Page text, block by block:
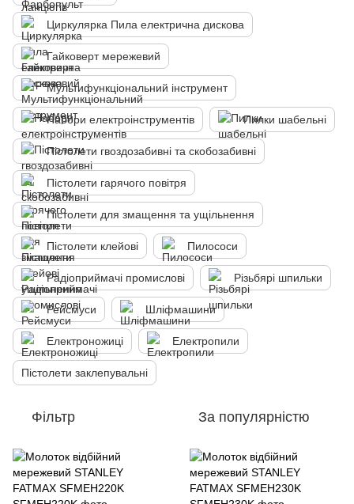
Циркулярка Пила електрична дискова
Гайковерт мережевий
Мультифункціональний інструмент
Набори електроінструментів Пилки шабельні
Пістолети гвоздозабивні та скобозабивні
Пістолети гарячого повітря
Пістолети для змащення та ущільнення
Пістолети клейові Пилососи
Радіоприймачі промислові Різьбярі шпильки
Рейсмуси Шліфмашини
Електроножиці Електропили
Пістолети заклепувальні
Фільтр За популярністю